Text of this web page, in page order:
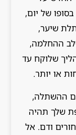
של יום,
שיער,
ההחלמה,
שלוקח עד
או יותר.
ההשתלה,
שלך תהיה
ודם. אל